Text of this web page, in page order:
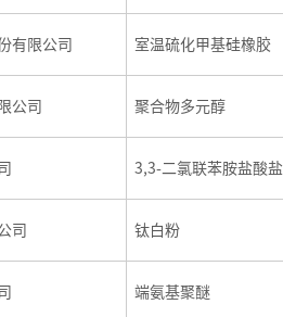
有限公司 室温硫化甲基硅橡胶
公司 聚合物多元醇
3,3-二氯联苯胺盐酸盐
司 钛白粉
端氨基聚醚